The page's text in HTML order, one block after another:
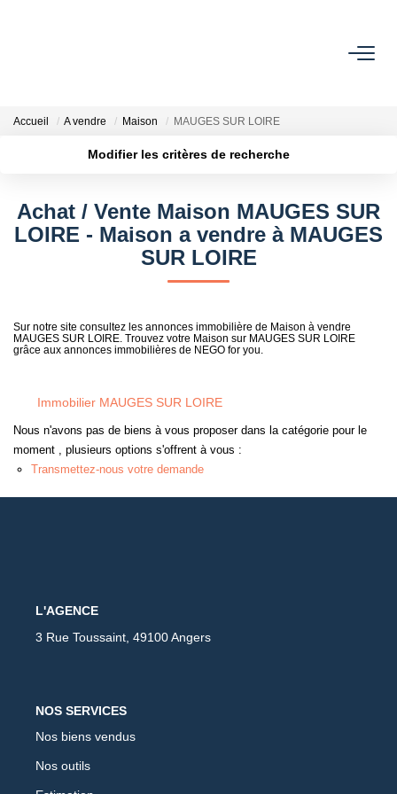
IMMOBILIER PRO
Accueil A vendre Maison MAUGES SUR LOIRE
Modifier les critères de recherche
Type de bien
Budget max Plus de critères
Achat / Vente Maison MAUGES SUR
LOIRE - Maison a vendre à MAUGES
SUR LOIRE
Sur notre site consultez les annonces immobilière de Maison à vendre
MAUGES SUR LOIRE. Trouvez votre Maison sur MAUGES SUR LOIRE
grâce aux annonces immobilières de NEGO for you.
Immobilier MAUGES SUR LOIRE
Nous n'avons pas de biens à vous proposer dans la catégorie pour le
moment , plusieurs options s'offrent à vous :
Transmettez-nous votre demande
L'AGENCE
3 Rue Toussaint, 49100 Angers
NOS SERVICES
Nos biens vendus
Nos outils